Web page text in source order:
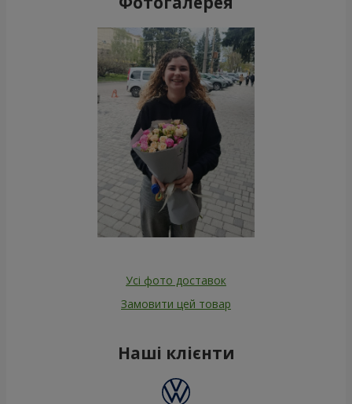
Усі фото доставок
Замовити цей товар
Наші клієнти